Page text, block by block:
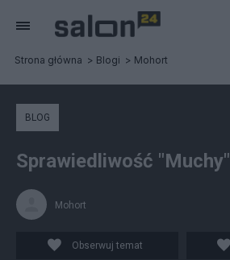
Strona główna Blogi Mohort
BLOG
Sprawiedliwość "Muchy"
Mohort
Obserwuj temat